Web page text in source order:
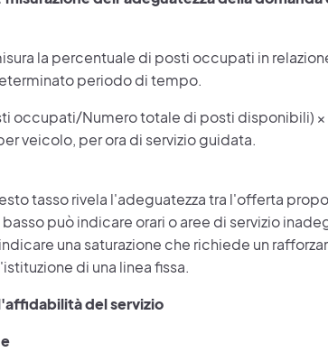
la percentuale di posti occupati in
periodo di tempo.
occupati/Numero totale di posti disponibili) ×
veicolo, per ora di servizio guidata.
tasso rivela l'adeguatezza tra l'offerta
può indicare orari o aree di servizio
una saturazione che richiede un
di una linea fissa.
del servizio